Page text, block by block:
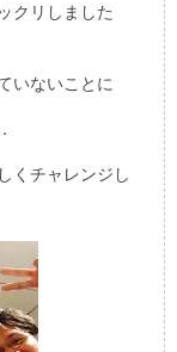
クリしました
いないことに
くチャレンジし